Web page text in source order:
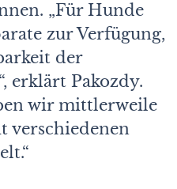
„Für Hunde
zur Verfügung,
der
erklärt Pakozdy.
wir mittlerweile
verschiedenen